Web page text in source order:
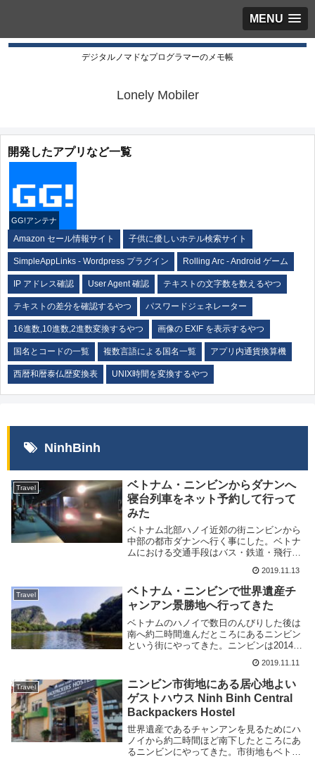
MENU
デジタルノマドなプログラマーのメモ帳
Lonely Mobiler
開発したアプリなど一覧
GG!アンテナ
Amazon セール情報サイト 子供に優しいホテル検索サイト
SimpleAppLinks - Wordpress プラグイン Rolling Arc - Android ゲーム
IP アドレス確認 User Agent 確認 テキストの文字数を数えるやつ
テキストの差分を確認するやつ パスワードジェネレーター
16進数,10進数,2進数変換するやつ 画像の EXIF を表示するやつ
国名とコードの一覧 複数言語による国名一覧 アプリ内通貨換算機
西暦和暦泰仏歴変換表 UNIX時間を変換するやつ
NinhBinh
Travel
ベトナム・ニンビンからダナンへ
寝台列車をネット予約して行って
みた
ベトナム北部ハノイ近郊の街ニンビンから
中部の都市ダナンへ行く事にした。ベトナ
ムにおける交通手段はバス・鉄道・飛行機
かくなので南北統一鉄道の寝台車に乗って
みようと思う。ベトナム旅行は三度目だが
鉄道は初めて...
2019.11.13
Travel
ベトナム・ニンビンで世界遺産チ
ャンアン景勝地へ行ってきた
ベトナムのハノイで数日のんびりした後は
南へ約二時間進んだところにあるニンビン
という街にやってきた。ニンビンは2014年
アルーなどいくつかの有名な観光地があ
り、それらの拠点となる街だ。ハノイから
ニンビンへ...
2019.11.11
Travel
ニンビン市街地にある居心地よい
ゲストハウス Ninh Binh Central
Backpackers Hostel
世界遺産であるチャンアンを見るためにハ
ノイから約二時間ほど南下したところにあ
るニンビンにやってきた。市街地もベトナ